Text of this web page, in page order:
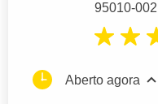
95010-002
Aberto agora